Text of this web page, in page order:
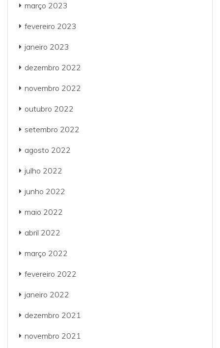
março 2023
fevereiro 2023
janeiro 2023
dezembro 2022
novembro 2022
outubro 2022
setembro 2022
agosto 2022
julho 2022
junho 2022
maio 2022
abril 2022
março 2022
fevereiro 2022
janeiro 2022
dezembro 2021
novembro 2021